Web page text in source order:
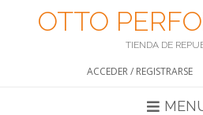
OTTO
TIENDA DE
ACCEDER / REGISTRARSE